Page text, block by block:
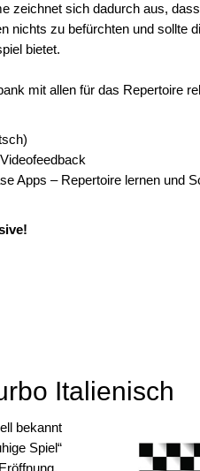
zeichnet sich dadurch aus,
nichts zu befürchten und sollte
bietet.
mit allen für das Repertoire
Apps – Repertoire lernen und
Italienisch
bekannt
Spiel“